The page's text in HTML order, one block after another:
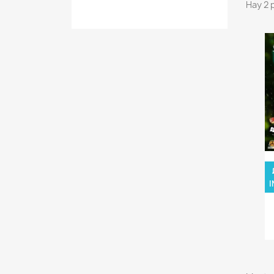
Hay 2